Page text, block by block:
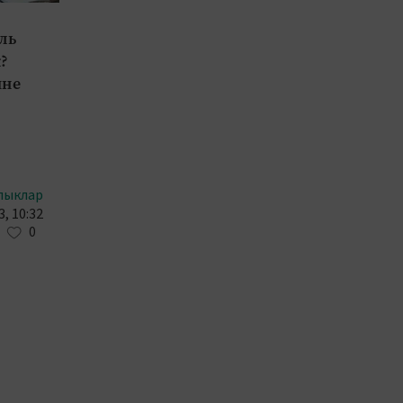
10:32
0